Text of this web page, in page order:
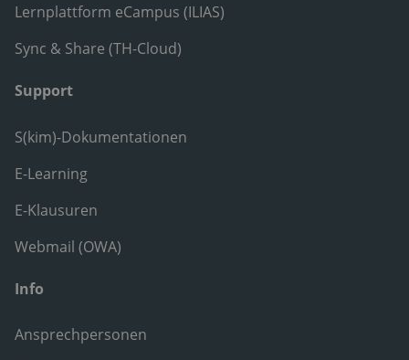
Lernplattform eCampus (ILIAS)
Sync & Share (TH-Cloud)
Support
S(kim)-Dokumentationen
E-Learning
E-Klausuren
Webmail (OWA)
Info
Ansprechpersonen